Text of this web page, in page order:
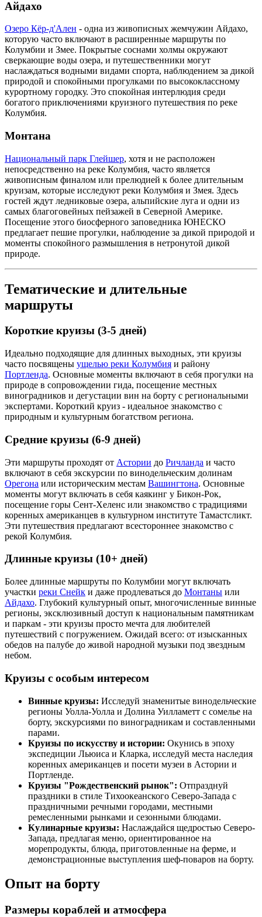
Айдахо
Озеро Кёр-д'Ален - одна из живописных жемчужин Айдахо,
которую часто включают в расширенные маршруты по
Колумбии и Змее. Покрытые соснами холмы окружают
сверкающие воды озера, и путешественники могут
наслаждаться водными видами спорта, наблюдением за дикой
природой и спокойными прогулками по высококлассному
курортному городку. Это спокойная интерлюдия среди
богатого приключениями круизного путешествия по реке
Колумбия.
Монтана
Национальный парк Глейшер, хотя и не расположен
непосредственно на реке Колумбия, часто является
живописным финалом или прелюдией к более длительным
круизам, которые исследуют реки Колумбия и Змея. Здесь
гостей ждут ледниковые озера, альпийские луга и одни из
самых благоговейных пейзажей в Северной Америке.
Посещение этого биосферного заповедника ЮНЕСКО
предлагает пешие прогулки, наблюдение за дикой природой и
моменты спокойного размышления в нетронутой дикой
природе.
Тематические и длительные
маршруты
Короткие круизы (3-5 дней)
Идеально подходящие для длинных выходных, эти круизы
часто посвящены ущелью реки Колумбия и району
Портленда. Основные моменты включают в себя прогулки на
природе в сопровождении гида, посещение местных
виноградников и дегустации вин на борту с региональными
экспертами. Короткий круиз - идеальное знакомство с
природным и культурным богатством региона.
Средние круизы (6-9 дней)
Эти маршруты проходят от Астории до Ричланда и часто
включают в себя экскурсии по винодельческим долинам
Орегона или историческим местам Вашингтона. Основные
моменты могут включать в себя каякинг у Бикон-Рок,
посещение горы Сент-Хеленс или знакомство с традициями
коренных американцев в культурном институте Тамастсликт.
Эти путешествия предлагают всестороннее знакомство с
рекой Колумбия.
Длинные круизы (10+ дней)
Более длинные маршруты по Колумбии могут включать
участки реки Снейк и даже продлеваться до Монтаны или
Айдахо. Глубокий культурный опыт, многочисленные винные
регионы, эксклюзивный доступ к национальным памятникам
и паркам - эти круизы просто мечта для любителей
путешествий с погружением. Ожидай всего: от изысканных
обедов на палубе до живой народной музыки под звездным
небом.
Круизы с особым интересом
Винные круизы: Исследуй знаменитые винодельческие
регионы Уолла-Уолла и Долина Уилламетт с сомелье на
борту, экскурсиями по виноградникам и составленными
парами.
Круизы по искусству и истории: Окунись в эпоху
экспедиции Льюиса и Кларка, исследуй места наследия
коренных американцев и посети музеи в Астории и
Портленде.
Круизы "Рождественский рынок": Отпразднуй
праздники в стиле Тихоокеанского Северо-Запада с
праздничными речными городами, местными
ремесленными рынками и сезонными блюдами.
Кулинарные круизы: Наслаждайся щедростью Северо-
Запада, предлагая меню, ориентированное на
морепродукты, блюда, приготовленные на ферме, и
демонстрационные выступления шеф-поваров на борту.
Опыт на борту
Размеры кораблей и атмосфера